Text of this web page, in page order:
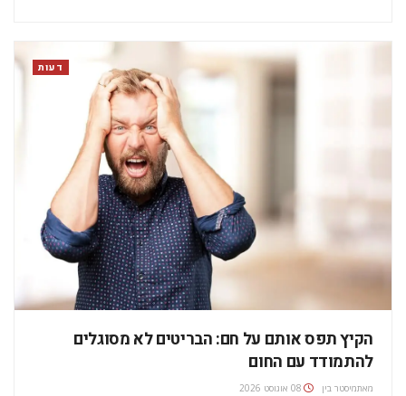
דעות
‏הקיץ תפס אותם על חם: הבריטים לא מסוגלים
להתמודד עם החום
מאתמיסטר בין 08 אוגוסט 2026